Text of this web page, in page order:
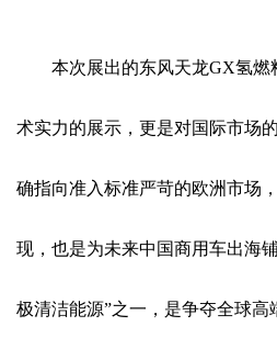
本次展出的东风天龙GX氢
术实力的展示，更是对国际市场
确指向准入标准严苛的欧洲市场
现，也是为未来中国商用车出海
极清洁能源”之一，是争夺全球高